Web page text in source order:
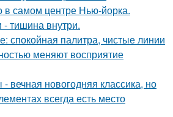
в самом центре Нью-йорка.
- тишина внутри.
спокойная палитра, чистые линии
меняют восприятие
вечная новогодняя классика, но
всегда есть место